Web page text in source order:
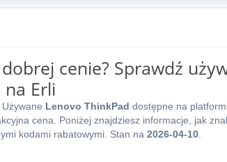
cenie? Sprawdź
na Erli
Lenovo ThinkPad dostępne na
cena. Poniżej znajdziesz informacje, jak
kodami rabatowymi. Stan na 2026-04-10